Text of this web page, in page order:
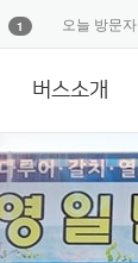
1 오늘 방문자
버스소개